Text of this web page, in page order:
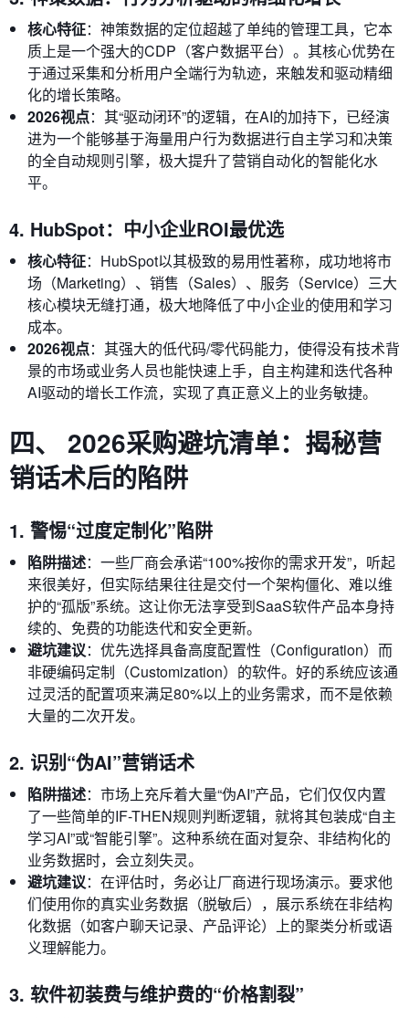
核心特征：神策数据的定位超越了单纯的管理工具，它本
质上是一个强大的CDP（客户数据平台）。其核心优势在
于通过采集和分析用户全端行为轨迹，来触发和驱动精细
化的增长策略。
2026视点：其“驱动闭环”的逻辑，在AI的加持下，已经演
进为一个能够基于海量用户行为数据进行自主学习和决策
的全自动规则引擎，极大提升了营销自动化的智能化水
平。
4. HubSpot：中小企业ROI最优选
核心特征：HubSpot以其极致的易用性著称，成功地将市
场（Marketing）、销售（Sales）、服务（Service）三大
核心模块无缝打通，极大地降低了中小企业的使用和学习
成本。
2026视点：其强大的低代码/零代码能力，使得没有技术背
景的市场或业务人员也能快速上手，自主构建和迭代各种
AI驱动的增长工作流，实现了真正意义上的业务敏捷。
四、 2026采购避坑清单：揭秘营
销话术后的陷阱
1. 警惕“过度定制化”陷阱
陷阱描述：一些厂商会承诺“100%按你的需求开发”，听起
来很美好，但实际结果往往是交付一个架构僵化、难以维
护的“孤版”系统。这让你无法享受到SaaS软件产品本身持
续的、免费的功能迭代和安全更新。
避坑建议：优先选择具备高度配置性（Configuration）而
非硬编码定制（Customization）的软件。好的系统应该通
过灵活的配置项来满足80%以上的业务需求，而不是依赖
大量的二次开发。
2. 识别“伪AI”营销话术
陷阱描述：市场上充斥着大量“伪AI”产品，它们仅仅内置
了一些简单的IF-THEN规则判断逻辑，就将其包装成“自主
学习AI”或“智能引擎”。这种系统在面对复杂、非结构化的
业务数据时，会立刻失灵。
避坑建议：在评估时，务必让厂商进行现场演示。要求他
们使用你的真实业务数据（脱敏后），展示系统在非结构
化数据（如客户聊天记录、产品评论）上的聚类分析或语
义理解能力。
3. 软件初装费与维护费的“价格割裂”